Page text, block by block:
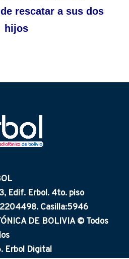
rescatar a sus dos
hijos
Edif. Erbol. 4to. piso
Casilla:5946
DE BOLIVIA © Todos
Erbol Digital